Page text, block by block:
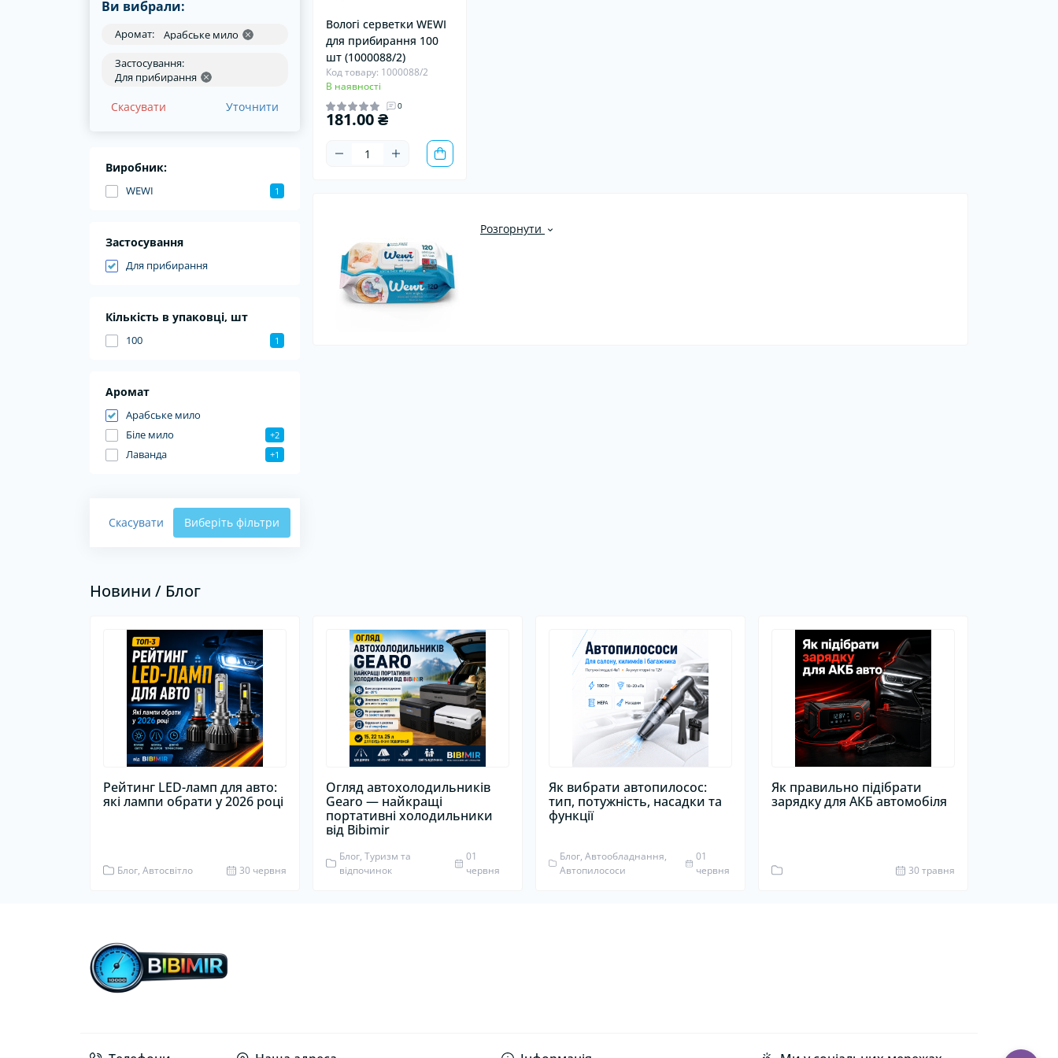
Хомути для пильовиків
Ви вибрали:
Аромат: Арабське мило
Застосування:
Для прибирання
Скасувати Уточнити
Виробник:
WEWI 1
Застосування
Для прибирання
Кількість в упаковці, шт
100 1
Аромат
Арабське мило
Біле мило
+2
Лаванда +1
Скасувати Виберіть фільтри
Вологі серветки WEWI
для прибирання 100
шт (1000088/2)
Код товару: 1000088/2
В наявності
0
181.00 ₴
Розгорнути
Новини / Блог
Рейтинг LED-ламп для авто:
які лампи обрати у 2026 році
Блог, Автосвітло 30 червня
Огляд автохолодильників
Gearo — найкращі
портативні холодильники
від Bibimir
Блог, Туризм та
відпочинок
01
червня
Як вибрати автопилосос:
тип, потужність, насадки та
функції
Блог, Автообладнання,
Автопилососи
01
червня
Як правильно підібрати
зарядку для АКБ автомобіля
30 травня